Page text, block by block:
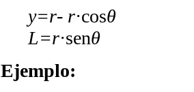
y=r- r·cosθ
L=r·senθ
Ejemplo: